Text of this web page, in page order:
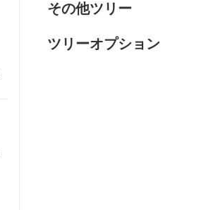
その他ツリー
ツリーオプション